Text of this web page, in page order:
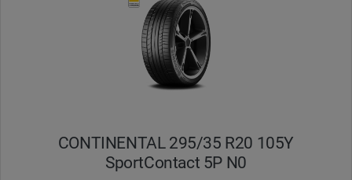
CONTINENTAL 295/35 R20 105Y
SportContact 5P N0
Павлодар